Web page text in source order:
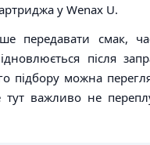
у Wenax U.
передавати смак,
після
підбору можна
тут важливо не